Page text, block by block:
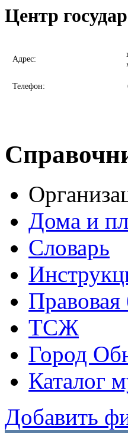
Центр
Адрес:
Телефон:
Дома и
Словарь
Правовая
ТСЖ
Город
Каталог
Добавить